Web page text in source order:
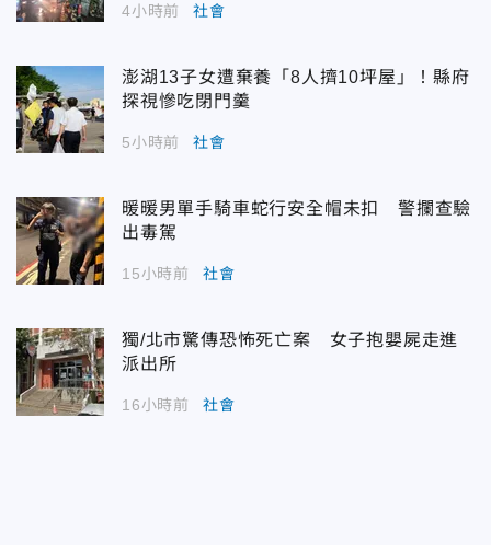
4小時前 社會
澎湖13子女遭棄養「8人擠10坪屋」！縣府
探視慘吃閉門羹
5小時前 社會
暖暖男單手騎車蛇行安全帽未扣 警攔查驗
出毒駕
15小時前 社會
獨/北市驚傳恐怖死亡案 女子抱嬰屍走進
派出所
16小時前 社會